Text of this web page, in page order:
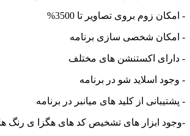
بروی تصاویر تا 3500%
سازی برنامه
های مختلف
شو در برنامه
از کلید های میانبر در برنامه
های تشخیص کد های هگزا ی رنگ ها